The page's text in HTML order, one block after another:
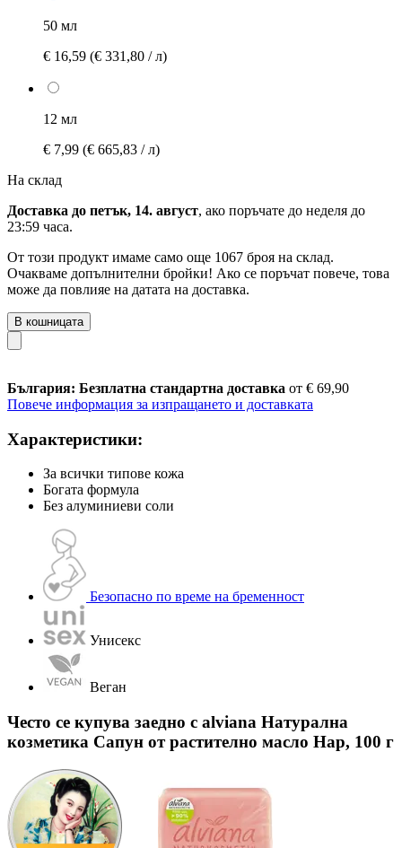
50 мл
€ 16,59 (€ 331,80 / л)
12 мл
€ 7,99 (€ 665,83 / л)
На склад
Доставка до петък, 14. август, ако поръчате до неделя до
23:59 часа.
От този продукт имаме само още 1067 броя на склад.
Очакваме допълнителни бройки! Ако се поръчат повече, това
може да повлияе на датата на доставка.
В кошницата
България: Безплатна стандартна доставка от € 69,90
Повече информация за изпращането и доставката
Характеристики:
За всички типове кожа
Богата формула
Без алуминиеви соли
Безопасно по време на бременност
Унисекс
Веган
Често се купува заедно с alviana Натурална
козметика Сапун от растително масло Нар, 100 г